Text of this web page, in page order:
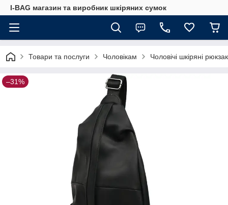
I-BAG магазин та виробник шкіряних сумок
Товари та послуги Чоловікам Чоловічі шкіряні
–31%